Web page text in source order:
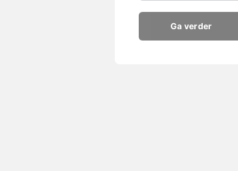
Ga verder